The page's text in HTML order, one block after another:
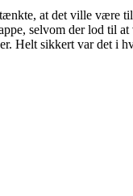
at det ville være
selvom der lod til
Helt sikkert var det i